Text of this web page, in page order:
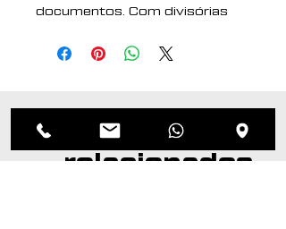
documentos. Com divisórias
mochila possui suporte externo
o transporte da mochila no
formato pasta.Produtos
relacionados